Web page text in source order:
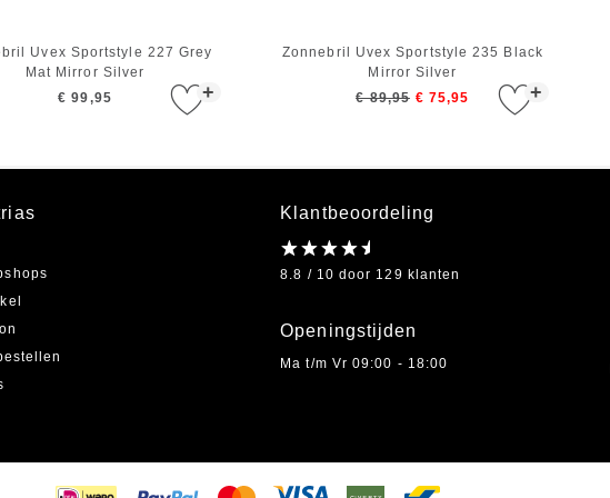
+
Uvex Sportstyle 227 Grey
Mat Mirror Silver
€ 99,95
+
Zonnebril Uvex Sportstyle 235 Black
Mirror Silver
€ 89,95 € 75,95
Klantbeoordeling
8.8 / 10 door 129 klanten
Openingstijden
Ma t/m Vr 09:00 - 18:00